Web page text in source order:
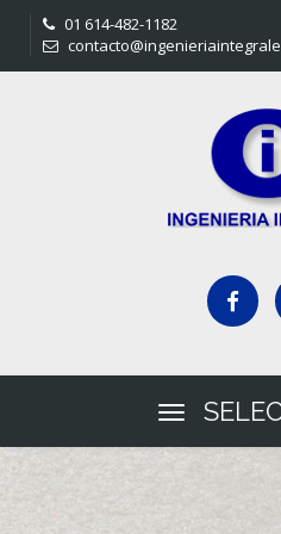
01 614-482-1182